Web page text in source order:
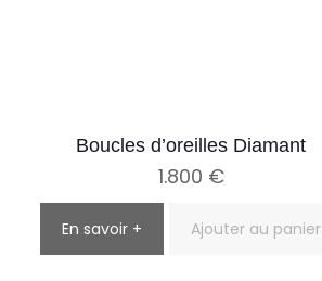
Boucles d’oreilles Diamant
1.800 €
En savoir + Ajouter au panier